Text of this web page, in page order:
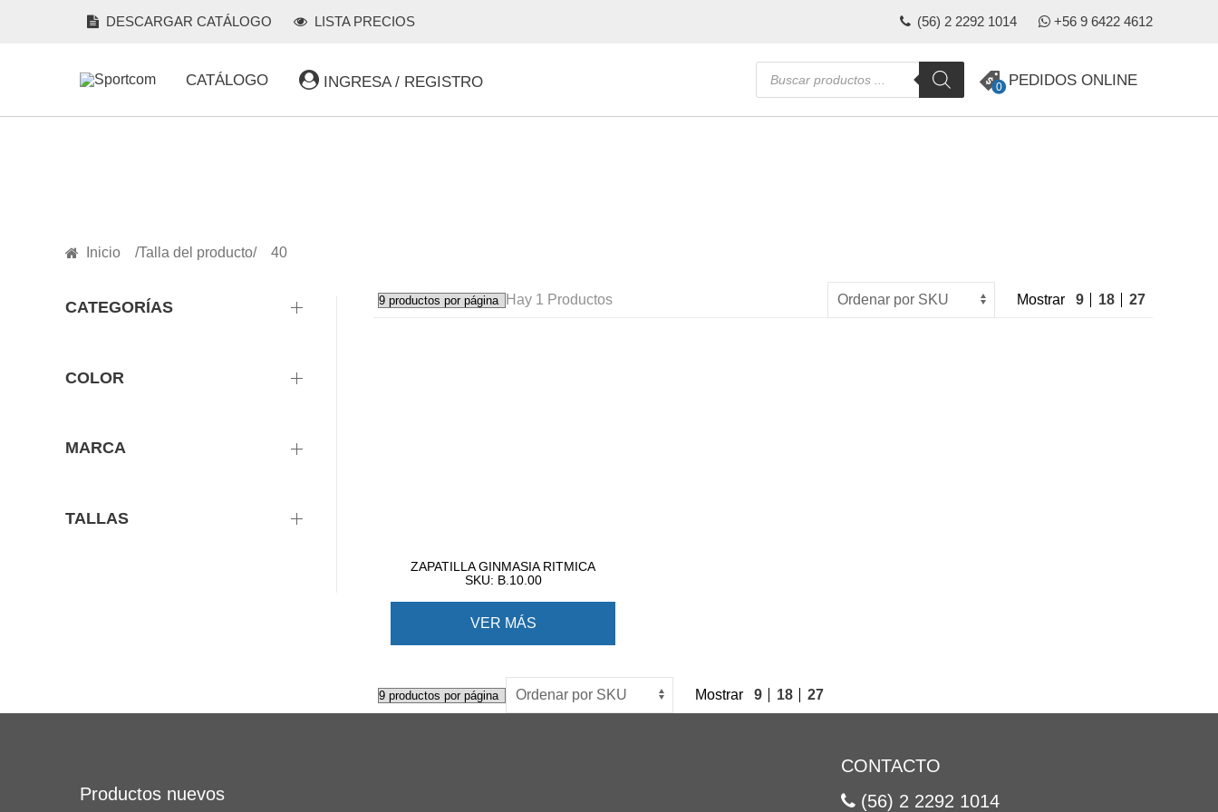
DESCARGAR CATÁLOGO LISTA PRECIOS (56) 2 2292 1014 +56 9 6422 4612
CATÁLOGO INGRESA / REGISTRO
Búsqueda
de
productos
0 PEDIDOS ONLINE
Inicio Talla del producto 40
CATEGORÍAS
COLOR
MARCA
TALLAS
Hay 1 Productos Mostrar 9 18 27
ZAPATILLA GINMASIA RITMICA
SKU: B.10.00
VER MÁS
Mostrar 9 18 27
Productos nuevos
CONTACTO
(56) 2 2292 1014